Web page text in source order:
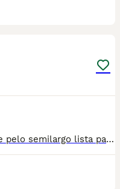
Pequeña hembra de chihuahua de pelo semilargo lista para entregar con todas sus vacunas , microchip y pasaporte. Pequeña de tamaño pesando solo 1,300